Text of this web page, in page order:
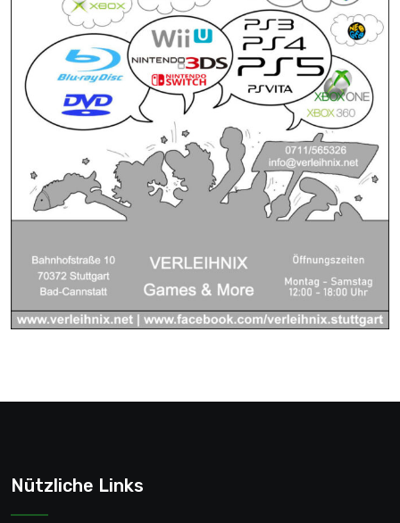
Nützliche Links